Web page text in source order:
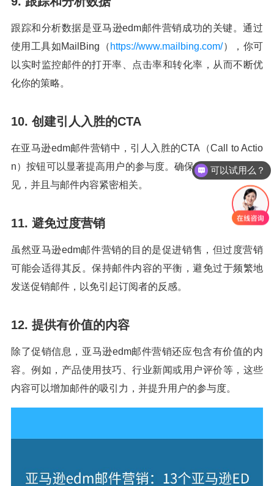
跟踪和分析数据是亚马逊edm邮件营销成功的关键。通过
使用工具如MailBing（ https://www.mailbing.com/），你可
以实时监控邮件的打开率、点击率和转化率，从而不断优
化你的策略。
10. 创建引人入胜的CTA
在亚马逊edm邮件营销中，引人入胜的CTA（Call to Actio
n）按钮可以显著提高用户的参与度。确保CTA按钮清晰可
见，并且与邮件内容紧密相关。
11. 避免过度营销
虽然亚马逊edm邮件营销的目的是促进销售，但过度营销
可能会适得其反。保持邮件内容的平衡，避免过于频繁地
发送促销邮件，以免引起订阅者的反感。
12. 提供有价值的内容
除了促销信息，亚马逊edm邮件营销还应包含有价值的内
容。例如，产品使用技巧、行业新闻或用户评价等，这些
内容可以增加邮件的吸引力，并提升用户的参与度。
可以试用么？